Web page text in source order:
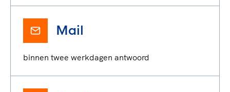
Mail
binnen twee werkdagen antwoord